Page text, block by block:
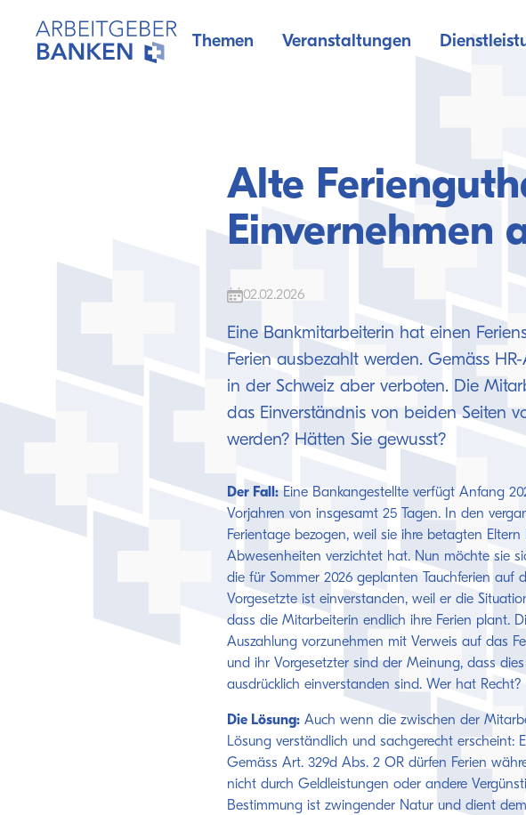
Themen Veranstaltungen
Alte
Einvernehmen
02.02.2026
Eine Bankmitarbeiterin hat einen
Ferien ausbezahlt werden. Gemäss
in der Schweiz aber verboten. Die
das Einverständnis von beiden Seiten
werden? Hätten Sie gewusst?
Der Fall:Eine Bankangestellte verfügt Anfang
Vorjahren von insgesamt 25 Tagen. In den
Ferientage bezogen, weil sie ihre betagten
Abwesenheiten verzichtet hat. Nun möchte sie
die für Sommer 2026 geplanten Tauchferien auf
Vorgesetzte ist einverstanden, weil er die
dass die Mitarbeiterin endlich ihre Ferien plant.
Auszahlung vorzunehmen mit Verweis auf das
und ihr Vorgesetzter sind der Meinung, dass
ausdrücklich einverstanden sind. Wer hat Recht?
Die Lösung: Auch wenn die zwischen der
Lösung verständlich und sachgerecht erscheint:
Gemäss Art. 329d Abs. 2 OR dürfen Ferien
nicht durch Geldleistungen oder andere
Bestimmung ist zwingender Natur und dient